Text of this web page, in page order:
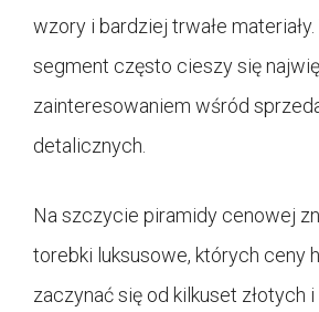
wzory i bardziej trwałe
segment często cieszy się
zainteresowaniem wśród
detalicznych.
Na szczycie piramidy cenowej
torebki luksusowe, których ceny
zaczynać się od kilkuset złotych